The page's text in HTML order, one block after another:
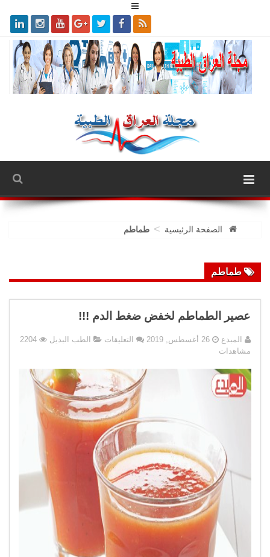
الصفحة الرئيسية > طماطم
طماطم
عصير الطماطم لخفض ضغط الدم !!!
المبدع 26 أغسطس, 2019 التعليقات على
ضغط
الدم
!!!
مغلقة
الطب البديل
2204
مشاهدات